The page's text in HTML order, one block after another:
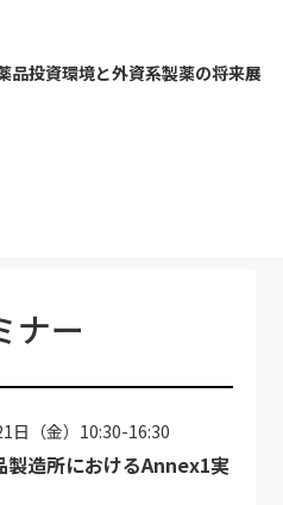
品投資環境と外資系製薬の将来展
ナー
日（金）10:30-16:30
製造所におけるAnnex1実